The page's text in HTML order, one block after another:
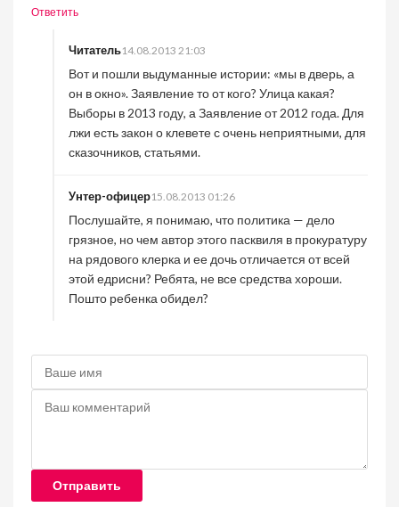
Ответить
Читатель14.08.2013 21:03
Вот и пошли выдуманные истории: «мы в дверь, а
он в окно». Заявление то от кого? Улица какая?
Выборы в 2013 году, а Заявление от 2012 года. Для
лжи есть закон о клевете с очень неприятными, для
сказочников, статьями.
Унтер-офицер15.08.2013 01:26
Послушайте, я понимаю, что политика — дело
грязное, но чем автор этого пасквиля в прокуратуру
на рядового клерка и ее дочь отличается от всей
этой едрисни? Ребята, не все средства хороши.
Пошто ребенка обидел?
Отправить